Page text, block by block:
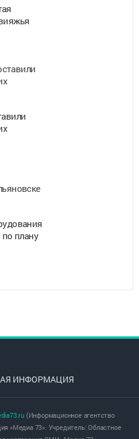
плану
ИНФОРМАЦИЯ
(Информационное агентство
«Медиа 73». Учредитель: Областное